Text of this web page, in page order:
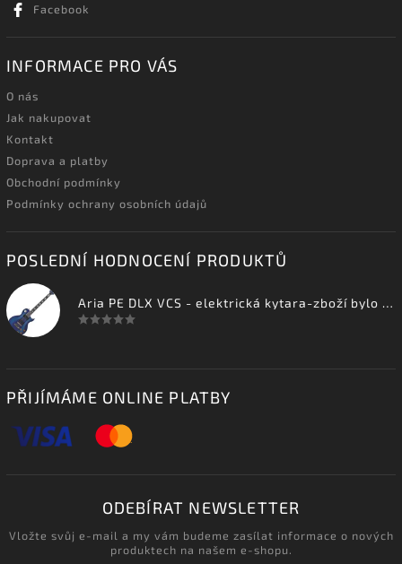
Facebook
INFORMACE PRO VÁS
O nás
Jak nakupovat
Kontakt
Doprava a platby
Obchodní podmínky
Podmínky ochrany osobních údajů
POSLEDNÍ HODNOCENÍ PRODUKTŮ
Aria PE DLX VCS - elektrická kytara-zboží bylo vystaveno na prodejně
PŘIJÍMÁME ONLINE PLATBY
ODEBÍRAT NEWSLETTER
Vložte svůj e-mail a my vám budeme zasílat informace o nových
produktech na našem e-shopu.